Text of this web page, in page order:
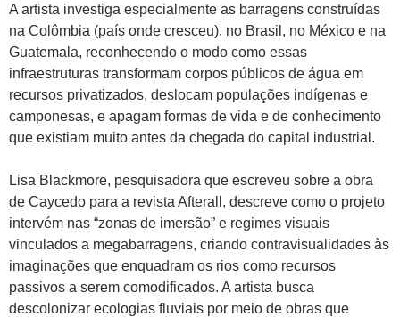
A artista investiga especialmente as barragens construídas
na Colômbia (país onde cresceu), no Brasil, no México e na
Guatemala, reconhecendo o modo como essas
infraestruturas transformam corpos públicos de água em
recursos privatizados, deslocam populações indígenas e
camponesas, e apagam formas de vida e de conhecimento
que existiam muito antes da chegada do capital industrial.
Lisa Blackmore, pesquisadora que escreveu sobre a obra
de Caycedo para a revista Afterall, descreve como o projeto
intervém nas “zonas de imersão” e regimes visuais
vinculados a megabarragens, criando contravisualidades às
imaginações que enquadram os rios como recursos
passivos a serem comodificados. A artista busca
descolonizar ecologias fluviais por meio de obras que